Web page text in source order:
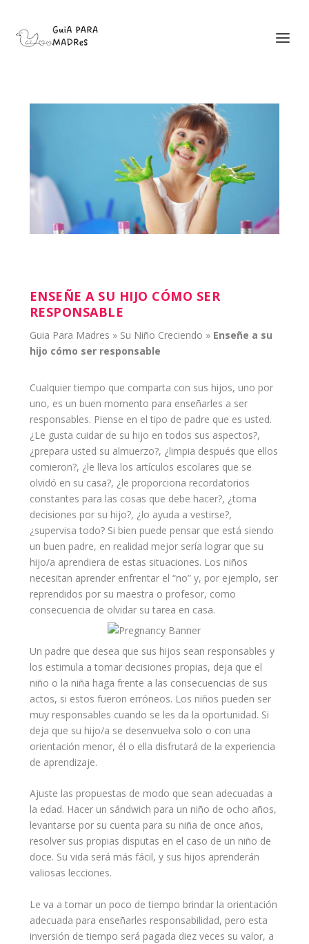
ENSEÑE A SU HIJO CÓMO SER
RESPONSABLE
Guia Para Madres » Su Niño Creciendo » Enseñe a su
hijo cómo ser responsable
Cualquier tiempo que comparta con sus hijos, uno por
uno, es un buen momento para enseñarles a ser
responsables. Piense en el tipo de padre que es usted.
¿Le gusta cuidar de su hijo en todos sus aspectos?,
¿prepara usted su almuerzo?, ¿limpia después que ellos
comieron?, ¿le lleva los artículos escolares que se
olvidó en su casa?, ¿le proporciona recordatorios
constantes para las cosas que debe hacer?, ¿toma
decisiones por su hijo?, ¿lo ayuda a vestirse?,
¿supervisa todo? Si bien puede pensar que está siendo
un buen padre, en realidad mejor sería lograr que su
hijo/a aprendiera de estas situaciones. Los niños
necesitan aprender enfrentar el “no” y, por ejemplo, ser
reprendidos por su maestra o profesor, como
consecuencia de olvidar su tarea en casa.
Un padre que desea que sus hijos sean responsables y
los estimula a tomar decisiones propias, deja que el
niño o la niña haga frente a las consecuencias de sus
actos, si estos fueron erróneos. Los niños pueden ser
muy responsables cuando se les da la oportunidad. Si
deja que su hijo/a se desenvuelva solo o con una
orientación menor, él o ella disfrutará de la experiencia
de aprendizaje.
Ajuste las propuestas de modo que sean adecuadas a
la edad. Hacer un sándwich para un niño de ocho años,
levantarse por su cuenta para su niña de once años,
resolver sus propias disputas en el caso de un niño de
doce. Su vida será más fácil, y sus hijos aprenderán
valiosas lecciones.
Le va a tomar un poco de tiempo brindar la orientación
adecuada para enseñarles responsabilidad, pero esta
inversión de tiempo será pagada diez veces su valor, a